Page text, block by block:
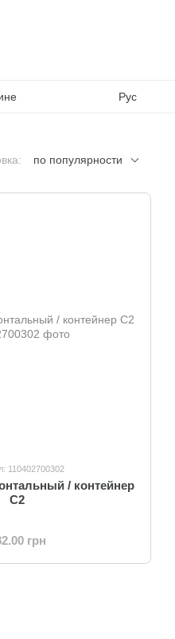
Рус
по популярности
110402700302
/ контейнер
C2
грн